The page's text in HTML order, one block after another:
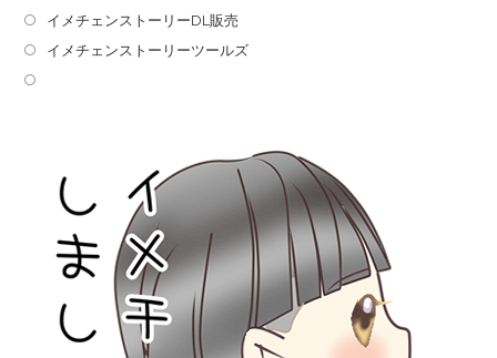
イメチェンストーリーDL販売
イメチェンストーリーツールズ